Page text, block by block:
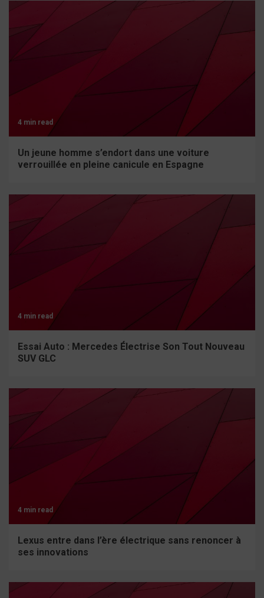
4 min read
Un jeune homme s’endort dans une voiture
verrouillée en pleine canicule en Espagne
4 min read
Essai Auto : Mercedes Électrise Son Tout Nouveau
SUV GLC
4 min read
Lexus entre dans l’ère électrique sans renoncer à
ses innovations